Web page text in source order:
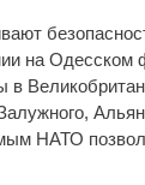
на Одесском
в
НАТО